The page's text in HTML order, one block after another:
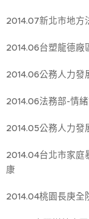
2014.07新北市地方
2014.06台塑龍德廠
2014.06公務人力發
2014.06法務部-情
2014.05公務人力發
2014.04台北市家庭
康
2014.04桃園長庚全